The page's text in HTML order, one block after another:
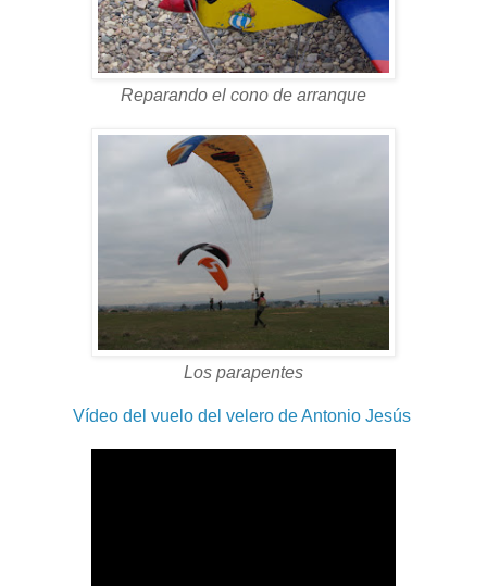
Reparando el cono de arranque
Los parapentes
Vídeo del vuelo del velero de Antonio Jesús